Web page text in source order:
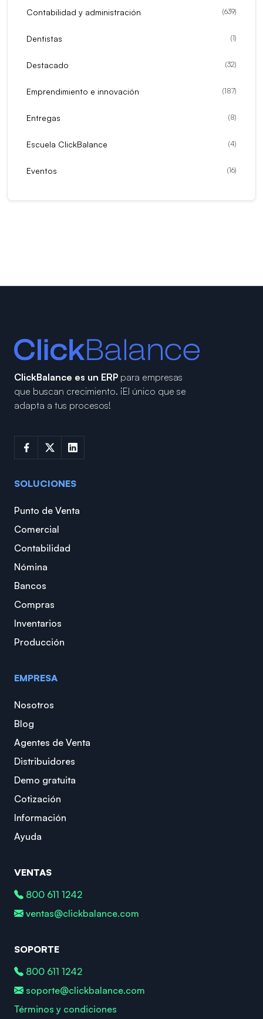
Contabilidad y administración (639)
Dentistas (1)
Destacado (32)
Emprendimiento e innovación (187)
Entregas (8)
Escuela ClickBalance (4)
Eventos (16)
ClickBalance es un ERP para empresas
que buscan crecimiento. ¡El único que se
adapta a tus procesos!
SOLUCIONES
Punto de Venta
Comercial
Contabilidad
Nómina
Bancos
Compras
Inventarios
Producción
EMPRESA
Nosotros
Blog
Agentes de Venta
Distribuidores
Demo gratuita
Cotización
Información
Ayuda
VENTAS
800 611 1242
ventas@clickbalance.com
SOPORTE
800 611 1242
soporte@clickbalance.com
Términos y condiciones